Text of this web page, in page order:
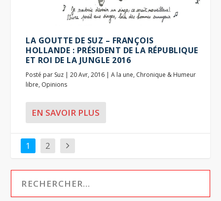
LA GOUTTE DE SUZ – FRANÇOIS
HOLLANDE : PRÉSIDENT DE LA RÉPUBLIQUE
ET ROI DE LA JUNGLE 2016
Posté par Suz |20 Avr, 2016 |A la une, Chronique & Humeur
libre, Opinions
EN SAVOIR PLUS
1 2